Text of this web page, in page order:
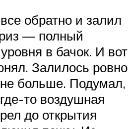
обратно и залил
— полный
в бачок. И вот
Залилось ровно
больше. Подумал,
то воздушная
до открытия